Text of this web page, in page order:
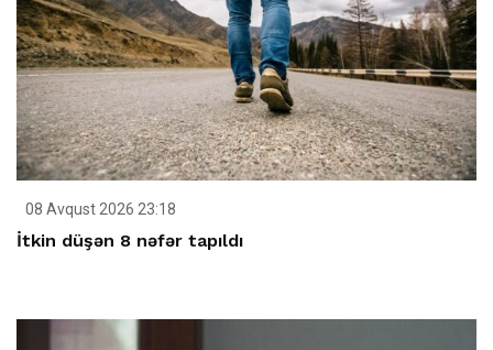
08 Avqust 2026 23:18
İtkin düşən 8 nəfər tapıldı